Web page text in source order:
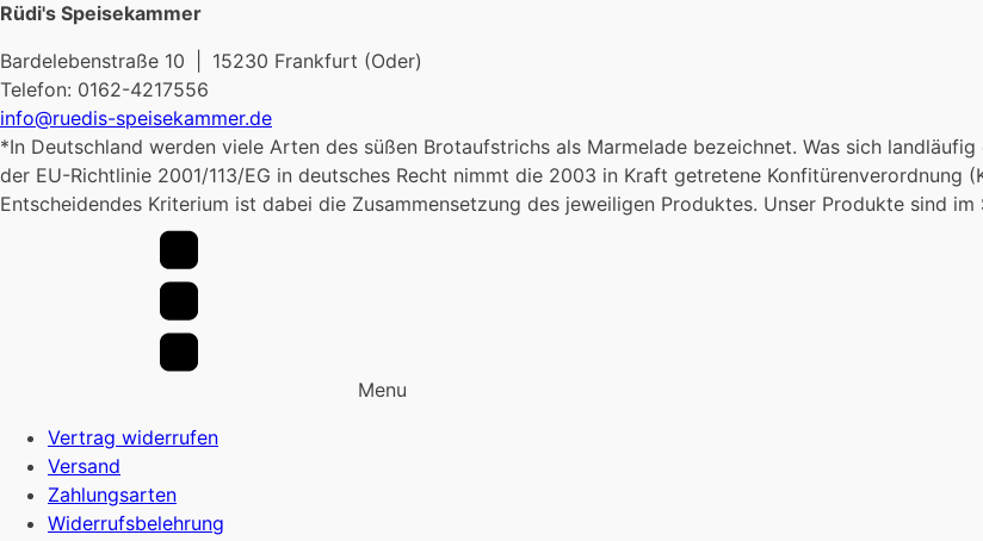
Rüdi's Speisekammer
Bardelebenstraße 10 | 15230 Frankfurt (Oder)
Telefon: 0162-4217556
info@ruedis-speisekammer.de
*In Deutschland werden viele Arten des süßen Brotaufstrichs als Marmelade bezeichnet. Was sich
der EU-Richtlinie 2001/113/EG in deutsches Recht nimmt die 2003 in Kraft getretene Konfitürenverordnung
Entscheidendes Kriterium ist dabei die Zusammensetzung des jeweiligen Produktes. Unser Produkte sind
Menu
Vertrag widerrufen
Versand
Zahlungsarten
Widerrufsbelehrung